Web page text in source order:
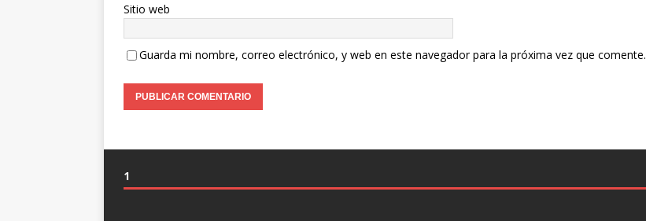
Sitio web
Guarda mi nombre, correo electrónico, y web en este navegador para la próxima vez que comente.
1